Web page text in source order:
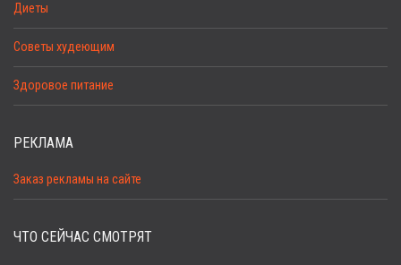
Диеты
Советы худеющим
Здоровое питание
РЕКЛАМА
Заказ рекламы на сайте
ЧТО СЕЙЧАС СМОТРЯТ